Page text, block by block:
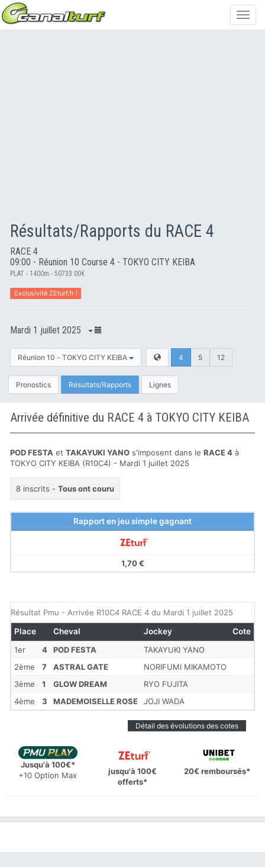
Résultats/Rapports du RACE 4
RACE 4
09:00 - Réunion 10 Course 4 - TOKYO CITY KEIBA
PLAT - 1400m - 50733.00€
Exclusivité ZEturf.fr !
Mardi 1 juillet 2025
Réunion 10 - TOKYO CITY KEIBA 4 5 12
Pronostics Résultats/Rapports Lignes
Arrivée définitive du RACE 4 à TOKYO CITY KEIBA
POD FESTA et TAKAYUKI YANO s'imposent dans le RACE 4 à
TOKYO CITY KEIBA (R10C4) - Mardi 1 juillet 2025
8 inscrits - Tous ont couru
Rapport en jeu simple gagnant
1,70 €
Résultat Pmu - Arrivée R10C4 RACE 4 du Mardi 1 juillet 2025
1er 4 POD FESTA
TAKAYUKI YANO
2ème
7 ASTRAL GATE
NORIFUMI MIKAMOTO
3ème
1 GLOW DREAM
RYO FUJITA
4ème
3 MADEMOISELLE ROSE JOJI WADA
Place Cheval Jockey Cote
Détail des évolutions des cotes
Jusqu'à 100€*
+10 Option Max
jusqu'à 100€
offerts*
20€ remboursés*